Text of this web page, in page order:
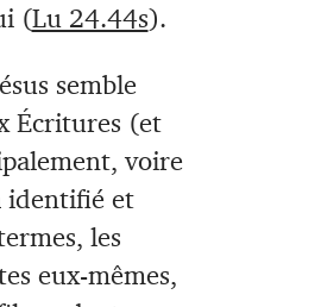
(Lu 24.44s).
semble
Écritures (et
voire
identifié et
les
eux-mêmes,